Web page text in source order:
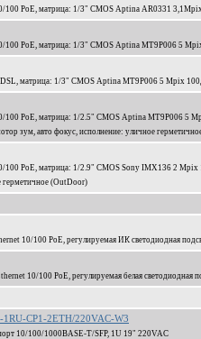
100 PoE, матрица: 1/3" CMOS Aptina AR0331
100 PoE, матрица: 1/3" CMOS Aptina MT9P006 5
матрица: 1/3" CMOS Aptina MT9P006 5 Mpix
100 PoE, матрица: 1/2.5" CMOS Aptina MT9P006
зум, авто фокус, исполнение: уличное
100 PoE, матрица: 1/2.9" CMOS Sony IMX136 2
герметичное (OutDoor)
10/100 PoE, регулируемая ИК светодиодная
10/100 PoE, регулируемая белая светодиодная
1RU-CP1-2ETH/220VAC-W3
10/100/1000BASE-T/SFP, 1U 19" 220VAC